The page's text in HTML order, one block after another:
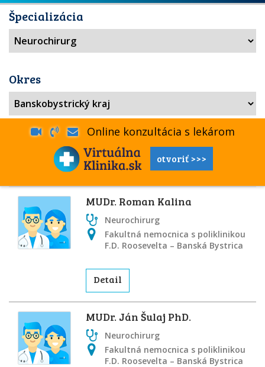
Špecializácia
Okres
Online konzultácia s lekárom
otvoriť >>>
MUDr. Roman Kalina
Neurochirurg
Fakultná nemocnica s poliklinikou
F.D. Roosevelta – Banská Bystrica
Detail
MUDr. Ján Šulaj PhD.
Neurochirurg
Fakultná nemocnica s poliklinikou
F.D. Roosevelta – Banská Bystrica